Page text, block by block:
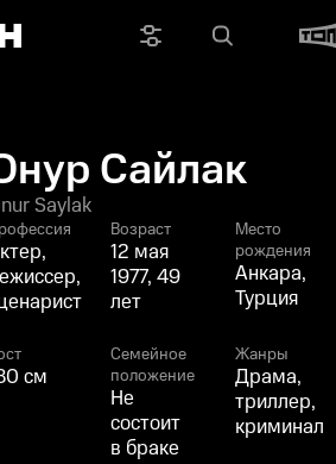
Сайлак
Saylak
Возраст
12 мая
1977, 49
лет
Место
рождения
Анкара,
Турция
см
Семейное
положение
Не
состоит
в браке
Жанры
Драма,
триллер,
криминал